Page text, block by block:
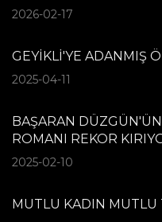
2026-02-17
GEYİKLİ'YE ADANMIŞ
2025-04-11
BAŞARAN
ROMANI REKOR
2025-02-10
MUTLU KADIN MUTLU